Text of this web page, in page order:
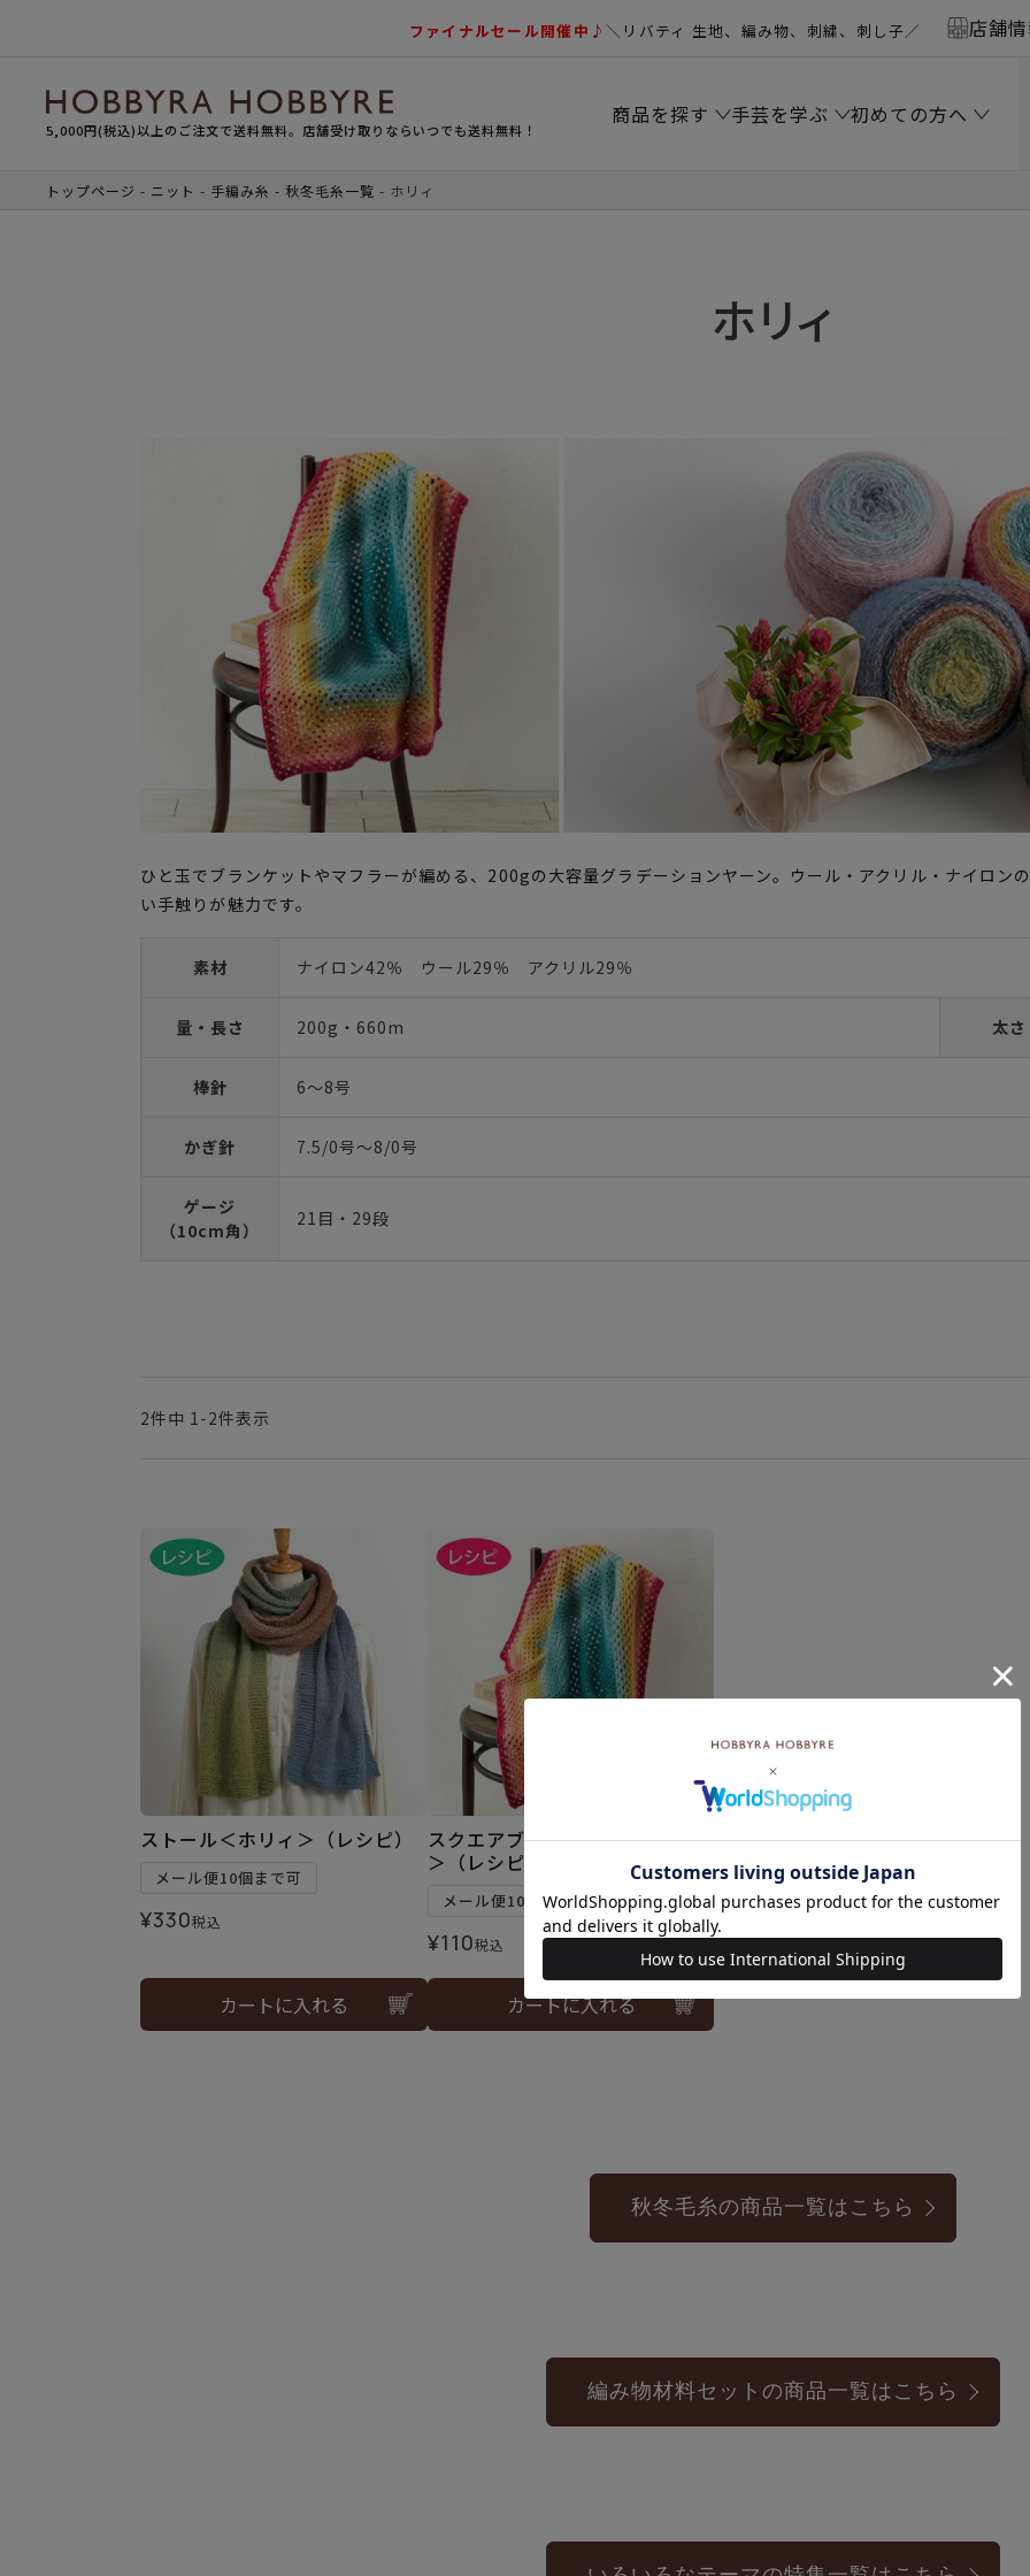
ファイナルセール開催中♪＼リバティ 生地、編み物、刺繍、刺し子／ 店舗
5,000円(税込)以上のご注文で送料無料。店舗受け取りならいつでも送料無料！
商品を探す 手芸を学ぶ 初めての方へ
トップページ ニット 手編み糸 秋冬毛糸一覧 ホリィ
ホリィ
ひと玉でブランケットやマフラーが編める、200gの大容量グラデーションヤーン。ウール・アクリル・ナイロン
い手触りが魅力です。
素材 ナイロン42％ ウール29％ アクリル29％
量・長さ 200g・660m 太さ
棒針 6～8号
かぎ針 7.5/0号～8/0号
ゲージ
（10cm角）
21目・29段
2件中 1 -2件表示
ストール＜ホリィ＞（レシピ）
メール便10個まで可
¥330税込
カートに入れる
スクエアブランケット＜ホリィ
＞（レシピ）
メール便10個まで可
¥110税込
カートに入れる
秋冬毛糸の商品一覧はこちら
編み物材料セットの商品一覧はこちら